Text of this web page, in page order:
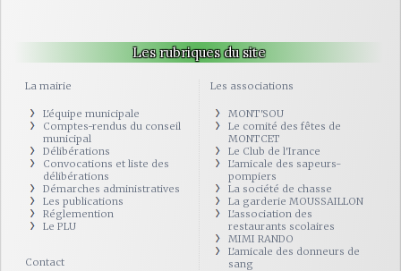
Les rubriques du site
La mairie
L'équipe municipale
Comptes-rendus du conseil
municipal
Délibérations
Convocations et liste des
délibérations
Démarches administratives
Les publications
Réglemention
Le PLU
Contact
Les associations
MONT'SOU
Le comité des fêtes de
MONTCET
Le Club de l'Irance
L'amicale des sapeurs-
pompiers
La société de chasse
La garderie MOUSSAILLON
L'association des
restaurants scolaires
MIMI RANDO
L'amicale des donneurs de
sang